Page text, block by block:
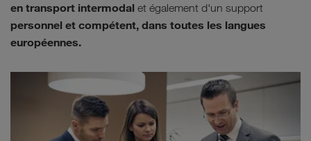
en transport intermodal et également d'un support
personnel et compétent, dans toutes les langues
européennes.